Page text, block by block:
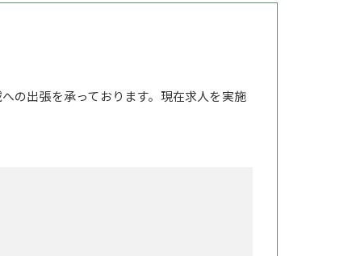
の出張を承っております。現在求人を実施